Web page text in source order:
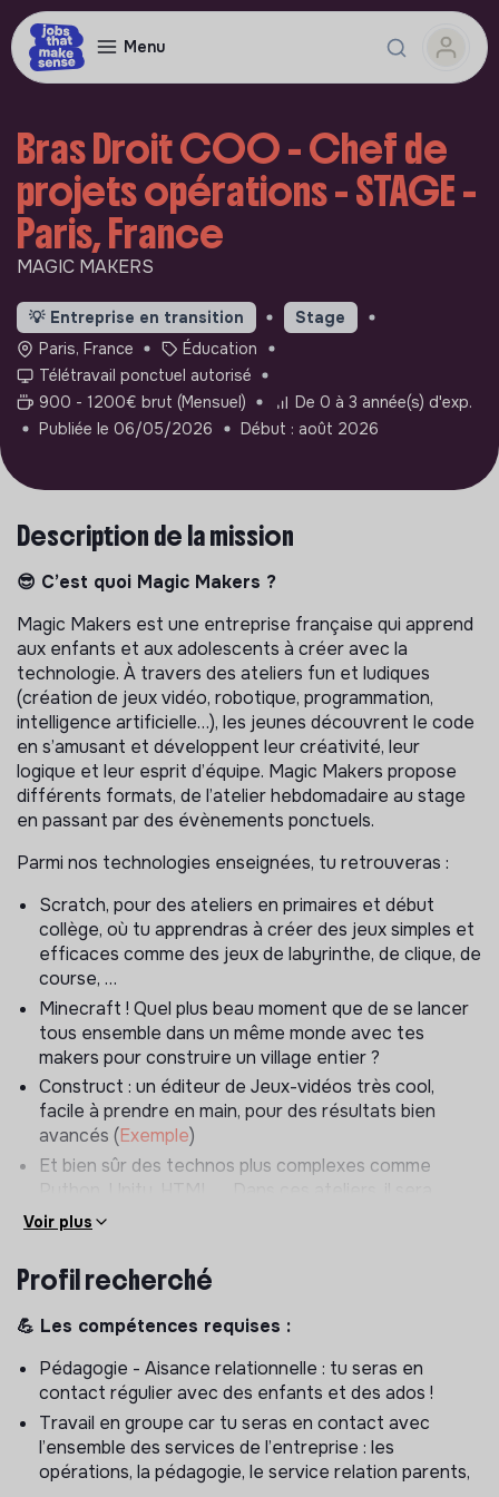
Menu
Bras Droit COO - Chef de
projets opérations - STAGE -
Paris, France
MAGIC MAKERS
💡 Entreprise en transition
Stage
Paris, France
Éducation
Télétravail ponctuel autorisé
900 - 1200€ brut (Mensuel)
De 0 à 3 année(s) d'exp.
Publiée le 06/05/2026
Début : août 2026
Description de la mission
😎 C’est quoi Magic Makers ?
Magic Makers est une entreprise française qui apprend
aux enfants et aux adolescents à créer avec la
technologie. À travers des ateliers fun et ludiques
(création de jeux vidéo, robotique, programmation,
intelligence artificielle…), les jeunes découvrent le code
en s’amusant et développent leur créativité, leur
logique et leur esprit d’équipe. Magic Makers propose
différents formats, de l’atelier hebdomadaire au stage
en passant par des évènements ponctuels.
Parmi nos technologies enseignées, tu retrouveras :
Scratch, pour des ateliers en primaires et début
collège, où tu apprendras à créer des jeux simples et
efficaces comme des jeux de labyrinthe, de clique, de
course, …
Minecraft ! Quel plus beau moment que de se lancer
tous ensemble dans un même monde avec tes
makers pour construire un village entier ?
Construct : un éditeur de Jeux-vidéos très cool,
facile à prendre en main, pour des résultats bien
avancés (Exemple)
Et bien sûr des technos plus complexes comme
question de Machines Learning, de bots Discord et
Tu l’auras compris, chez Magic Makers, s’amuser est
en tant que Chef de projet, tu seras au cœur de
l’activité de Magic Makers, participant à des missions
opérationnelles en logistique, animation et formation.
🎯 Tes missions:
Voir plus
Profil recherché
💪 Les compétences requises :
Pédagogie - Aisance relationnelle : tu seras en
contact régulier avec des enfants et des ados !
Travail en groupe car tu seras en contact avec
l’ensemble des services de l’entreprise : les
opérations, la pédagogie, le service relation parents,